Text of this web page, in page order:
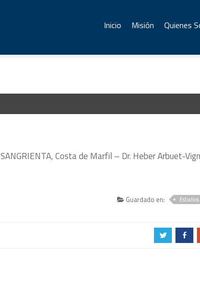
Inicio Misión Quienes
Costa de Marfil – Dr. Heber Arbuet-
Guardado en: Estudios
a b